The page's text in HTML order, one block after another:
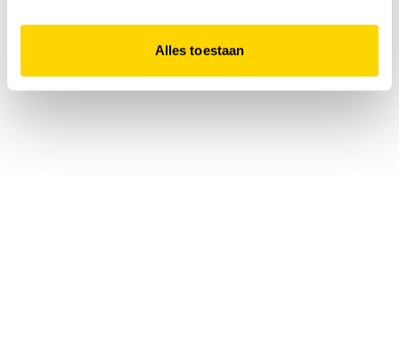
Alles toestaan